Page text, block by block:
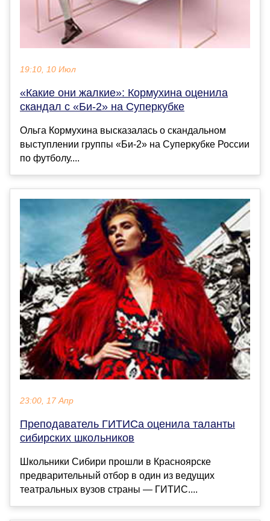
19:10, 10 Июл
«Какие они жалкие»: Кормухина оценила
скандал с «Би-2» на Суперкубке
Ольга Кормухина высказалась о скандальном
выступлении группы «Би-2» на Суперкубке России
по футболу....
23:00, 17 Апр
Преподаватель ГИТИСа оценила таланты
сибирских школьников
Школьники Сибири прошли в Красноярске
предварительный отбор в один из ведущих
театральных вузов страны — ГИТИС....